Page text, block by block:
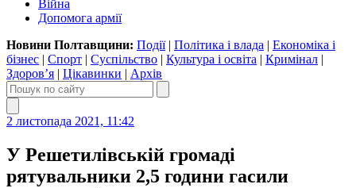
Війна
Допомога армії
Новини Полтавщини: Події| Політика і влада | Економіка і
бізнес | Спорт | Суспільство | Культура і освіта | Кримінал |
Здоров’я | Цікавинки | Архів
2 листопада 2021, 11:42
У Решетилівській громаді
рятувальники 2,5 години гасили